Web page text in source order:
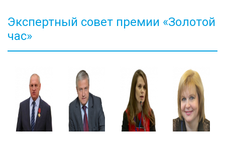
Экспертный совет премии «Золотой
час»